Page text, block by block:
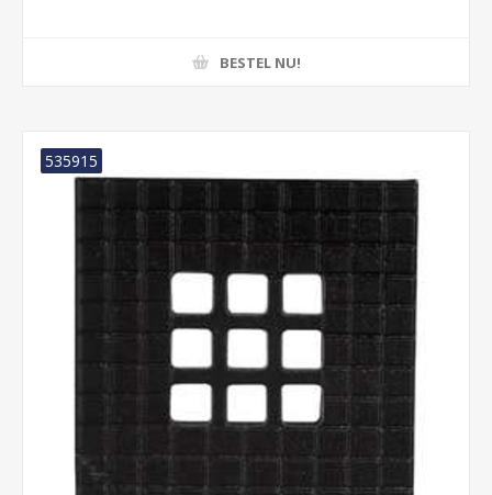
BESTEL NU!
535915